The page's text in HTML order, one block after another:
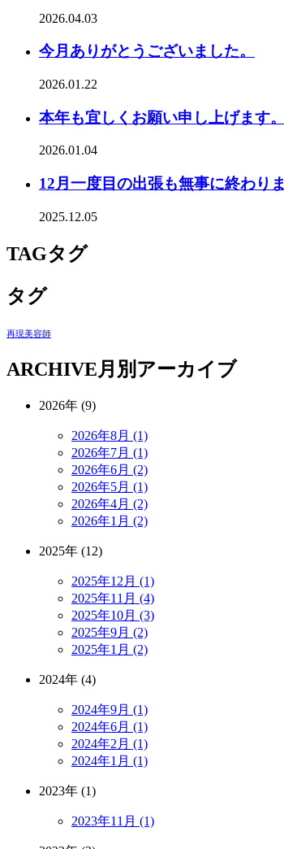
2026.04.03
今月ありがとうございました。
2026.01.22
本年も宜しくお願い申し上げます。
2026.01.04
12月一度目の出張も無事に終わりま
2025.12.05
TAGタグ
タグ
再現美容師
ARCHIVE月別アーカイブ
2026年 (9)
2026年8月 (1)
2026年7月 (1)
2026年6月 (2)
2026年5月 (1)
2026年4月 (2)
2026年1月 (2)
2025年 (12)
2025年12月 (1)
2025年11月 (4)
2025年10月 (3)
2025年9月 (2)
2025年1月 (2)
2024年 (4)
2024年9月 (1)
2024年6月 (1)
2024年2月 (1)
2024年1月 (1)
2023年 (1)
2023年11月 (1)